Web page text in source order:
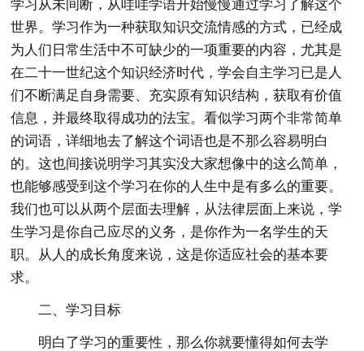
学习从未间断，从哇哇学语开始慢慢通过学习了解这个
世界。学习作为一种获取知识交流情感的方式，已经成
为人们日常生活中不可缺少的一项重要的内容，尤其是
在二十一世纪这个知识经济时代，学会自主学习已是人
们不断满足自身需要、充实原有知识结构，获取有价值
信息，并最终取得成功的法宝。看似学习两个非常简单
的词语，详细地去了解这个词语也是不那么容易明白
的。这也间接说明学习其实没大家想像中的这么简单，
也能够感受到这个学习在你的人生中是有多么的重要。
我们也可以从两个层面去理解，从法律层面上来说，学
生学习是你自己应尽的义务，是你作为一名学生的天
职。从人的成长角度来说，这是你适应社会的基本要
求。
二、学习目标
明白了学习的重要性，那么你就要懂得如何去学